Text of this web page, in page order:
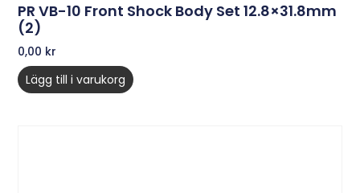
PR VB-10 Front Shock Body Set 12.8×31.8mm
(2)
0,00 kr
Lägg till i varukorg